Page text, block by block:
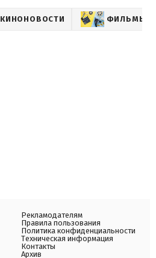
КИНОНОВОСТИ ФИЛЬМЫ
Рекламодателям
Правила пользования
Политика конфиденциальности
Техническая информация
Контакты
Архив